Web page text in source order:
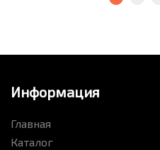
Информация
Главная
Каталог